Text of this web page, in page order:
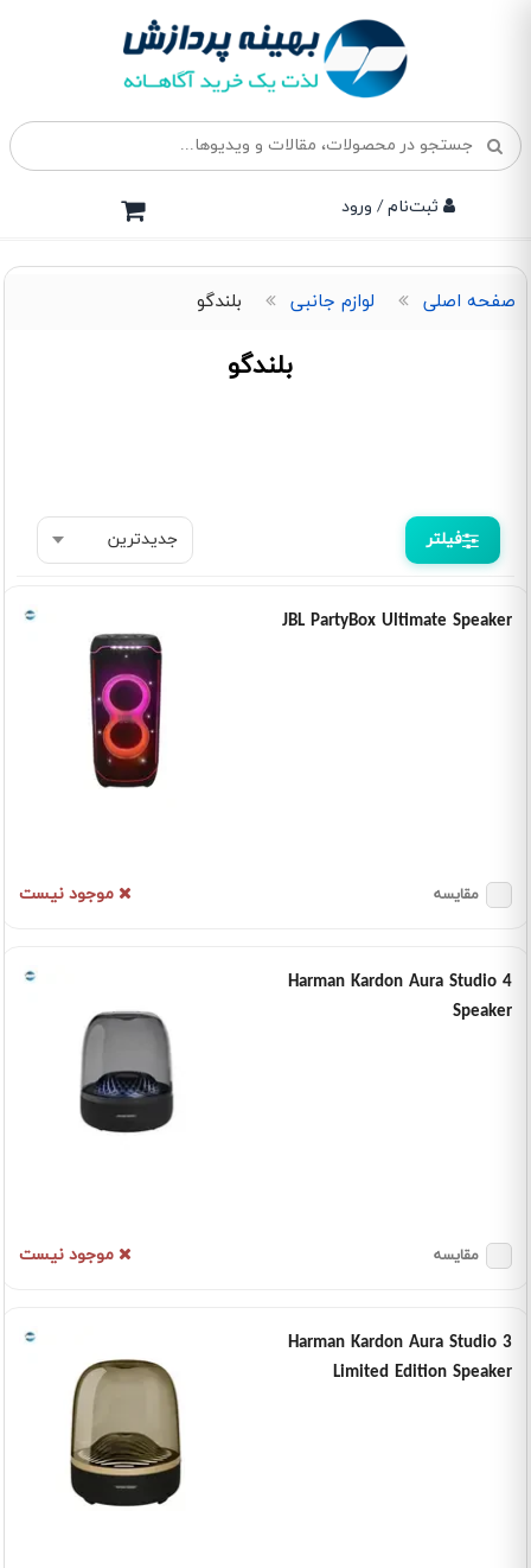
ثبت‌نام / ورود
صفحه اصلی لوازم جانبی بلندگو
بلندگو
فیلتر
JBL PartyBox Ultimate Speaker
موجود نیست مقایسه
Harman Kardon Aura Studio 4
Speaker
موجود نیست مقایسه
Harman Kardon Aura Studio 3
Limited Edition Speaker